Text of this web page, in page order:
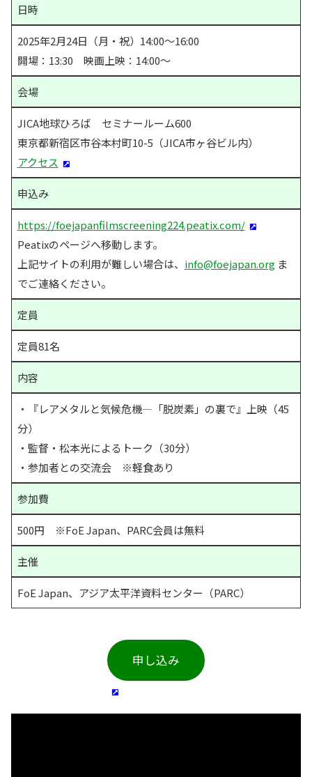
日時
2025年2月24日（月・祝）14:00～16:00
開場：13:30　映画上映：14:00〜
会場
JICA地球ひろば　セミナールーム600
東京都新宿区市谷本村町10-5（JICA市ヶ谷ビル内）
アクセス
申込み
https://foejapanfilmscreening224.peatix.com/
Peatixのページへ移動します。
上記サイトの利用が難しい場合は、 info@foejapan.org ま
でご連絡ください。
定員
定員81名
内容
・『レアメタルと気候危機―「脱炭素」の裏で』上映（45
分）
・監督・松本光によるトーク（30分）
・参加者との交流会　※軽食あり
参加費
500円　※FoE Japan、PARC会員は無料
主催
FoE Japan、アジア太平洋資料センター（PARC）
申し込み